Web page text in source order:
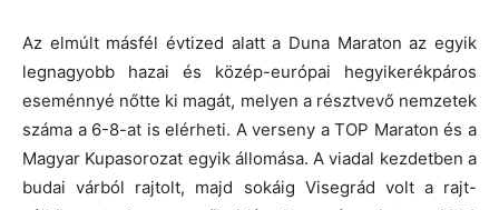
Az elmúlt másfél évtized alatt a Duna Maraton az egyik
legnagyobb hazai és közép-európai hegyikerékpáros
eseménnyé nőtte ki magát, melyen a résztvevő nemzetek
száma a 6-8-at is elérheti. A verseny a TOP Maraton és a
Magyar Kupasorozat egyik állomása. A viadal kezdetben a
budai várból rajtolt, majd sokáig Visegrád volt a rajt-